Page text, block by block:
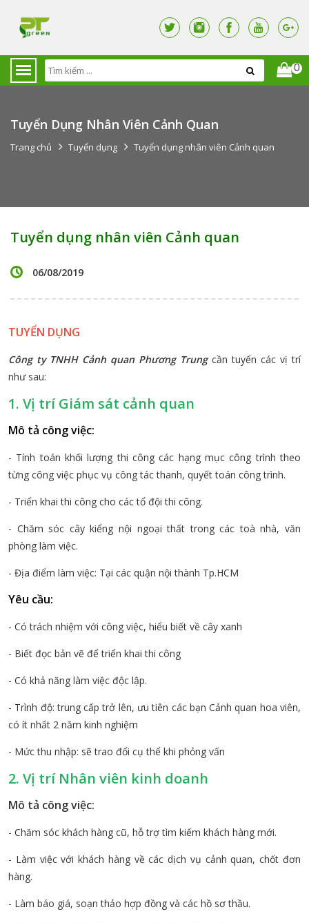
0
Tuyển Dụng Nhân Viên Cảnh Quan
Trang chủ Tuyển dụng Tuyển dụng nhân viên Cảnh quan
Tuyển dụng nhân viên Cảnh quan
06/08/2019
TUYỂN DỤNG
Công ty TNHH Cảnh quan Phương Trungcần tuyển các vị trí
như sau:
1. Vị trí Giám sát cảnh quan
Mô tả công việc:
- Tính toán khối lượng thi công các hạng mục công trình theo
từng công việc phục vụ công tác thanh, quyết toán công trình.
- Triển khai thi công cho các tổ đội thi công.
- Chăm sóc cây kiểng nội ngoại thất trong các toà nhà, văn
phòng làm việc.
- Địa điểm làm việc: Tại các quận nội thành Tp.HCM
Yêu cầu:
- Có trách nhiệm với công việc, hiểu biết về cây xanh
- Biết đọc bản vẽ để triển khai thi công
- Có khả năng làm việc độc lập.
- Trình độ: trung cấp trở lên, ưu tiên các bạn Cảnh quan hoa viên,
có ít nhất 2 năm kinh nghiệm
- Mức thu nhập: sẽ trao đổi cụ thể khi phỏng vấn
2. Vị trí Nhân viên kinh doanh
Mô tả công việc:
- Chăm sóc khách hàng cũ, hỗ trợ tìm kiếm khách hàng mới.
- Làm việc với khách hàng về các dịch vụ cảnh quan, chốt đơn
hàng.
- Làm báo giá, soạn thảo hợp đồng và các hồ sơ thầu.